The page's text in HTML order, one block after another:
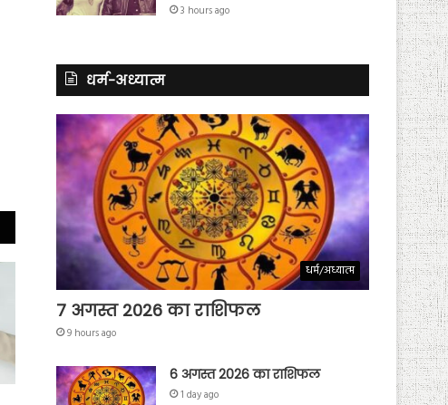
3 hours ago
धर्म-अध्यात्म
धर्म/अध्यात्म
7 अगस्त 2026 का राशिफल
9 hours ago
6 अगस्त 2026 का राशिफल
1 day ago